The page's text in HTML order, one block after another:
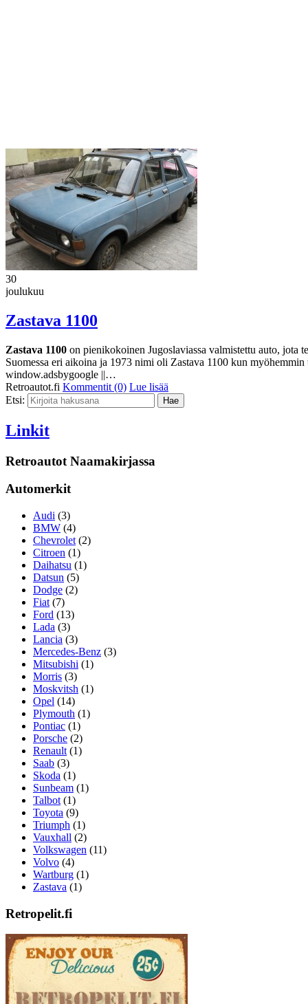
30
joulukuu
Zastava 1100
Zastava 1100 on pienikokoinen Jugoslaviassa valmistettu auto, jota
Suomessa eri aikoina ja 1973 nimi oli Zastava 1100 kun myöhemmin
window.adsbygoogle ||…
Retroautot.fi Kommentit (0) Lue lisää
Etsi:
Linkit
Retroautot Naamakirjassa
Automerkit
Audi (3)
BMW (4)
Chevrolet (2)
Citroen (1)
Daihatsu (1)
Datsun (5)
Dodge (2)
Fiat (7)
Ford (13)
Lada (3)
Lancia (3)
Mercedes-Benz (3)
Mitsubishi (1)
Morris (3)
Moskvitsh (1)
Opel (14)
Plymouth (1)
Pontiac (1)
Porsche (2)
Renault (1)
Saab (3)
Skoda (1)
Sunbeam (1)
Talbot (1)
Toyota (9)
Triumph (1)
Vauxhall (2)
Volkswagen (11)
Volvo (4)
Wartburg (1)
Zastava (1)
Retropelit.fi